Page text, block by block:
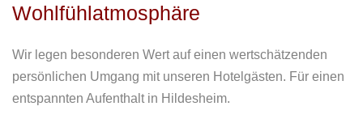
Wohlfühlatmosphäre
Wir legen besonderen Wert auf einen wertschätzenden
persönlichen Umgang mit unseren Hotelgästen. Für einen
entspannten Aufenthalt in Hildesheim.